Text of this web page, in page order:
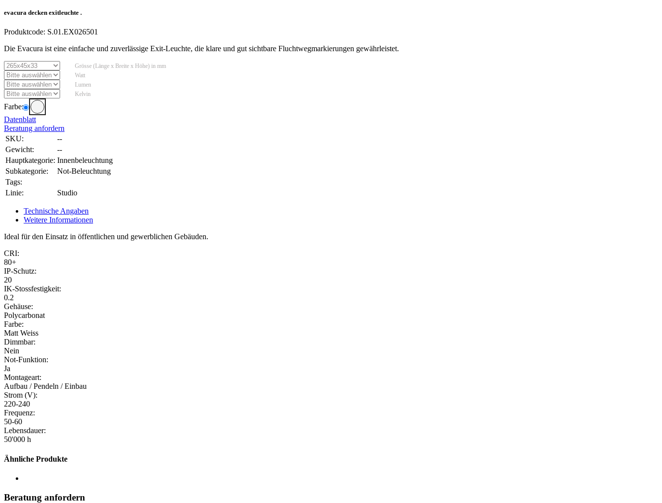
evacura decken exitleuchte .
Produktcode: S.01.EX026501
Die Evacura ist eine einfache und zuverlässige Exit-Leuchte, die klare und gut sichtbare Fluchtwegmarkierungen gewährleistet.
Grösse (Länge x Breite x Höhe) in mm
Watt
Lumen
Kelvin
Farbe:
Datenblatt
Beratung anfordern
SKU:
--
Gewicht:
--
Hauptkategorie: Innenbeleuchtung
Subkategorie:
Not-Beleuchtung
Tags:
Linie:
Studio
Technische Angaben
Weitere Informationen
Ideal für den Einsatz in öffentlichen und gewerblichen Gebäuden.
CRI:
80+
IP-Schutz:
20
IK-Stossfestigkeit:
0.2
Gehäuse:
Polycarbonat
Farbe:
Matt Weiss
Dimmbar:
Nein
Not-Funktion:
Ja
Montageart:
Aufbau / Pendeln / Einbau
Strom (V):
220-240
Frequenz:
50-60
Lebensdauer:
50'000 h
Ähnliche Produkte
Beratung anfordern